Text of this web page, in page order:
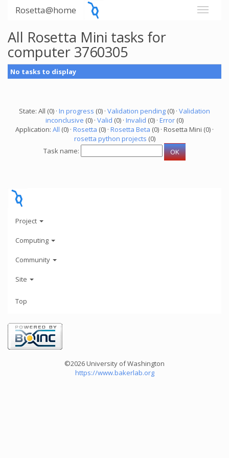
Rosetta@home
All Rosetta Mini tasks for
computer 3760305
No tasks to display
State: All (0) · In progress (0) · Validation pending (0) · Validation
inconclusive (0) · Valid (0) · Invalid (0) · Error (0)
Application: All (0) · Rosetta (0) · Rosetta Beta (0) · Rosetta Mini (0) ·
rosetta python projects (0)
Task name:
Project
Computing
Community
Site
Top
©2026 University of Washington
https://www.bakerlab.org